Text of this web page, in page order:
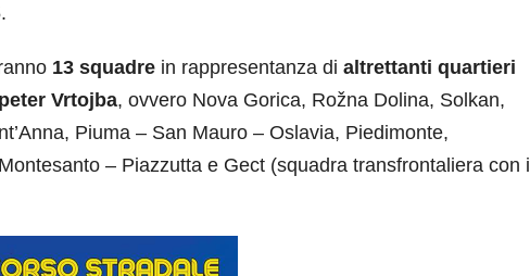
13 squadre in rappresentanza di altrettanti quartieri
Vrtojba, ovvero Nova Gorica, Rožna Dolina, Solkan,
Piuma – San Mauro – Oslavia, Piedimonte,
– Piazzutta e Gect (squadra transfrontaliera con i